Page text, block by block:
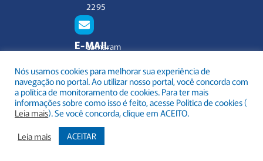
2295
E-MAIL
camaram
barbacen
a.mg.gov.
br
Todos os direitos reservados a Câmara Municipal Barbacena
Nós usamos cookies para melhorar sua experiência de
navegação no portal. Ao utilizar nosso portal, você concorda com
a política de monitoramento de cookies. Para ter mais
informações sobre como isso é feito, acesse Política de cookies (
Leia mais). Se você concorda, clique em ACEITO.
Leia mais
ACEITAR